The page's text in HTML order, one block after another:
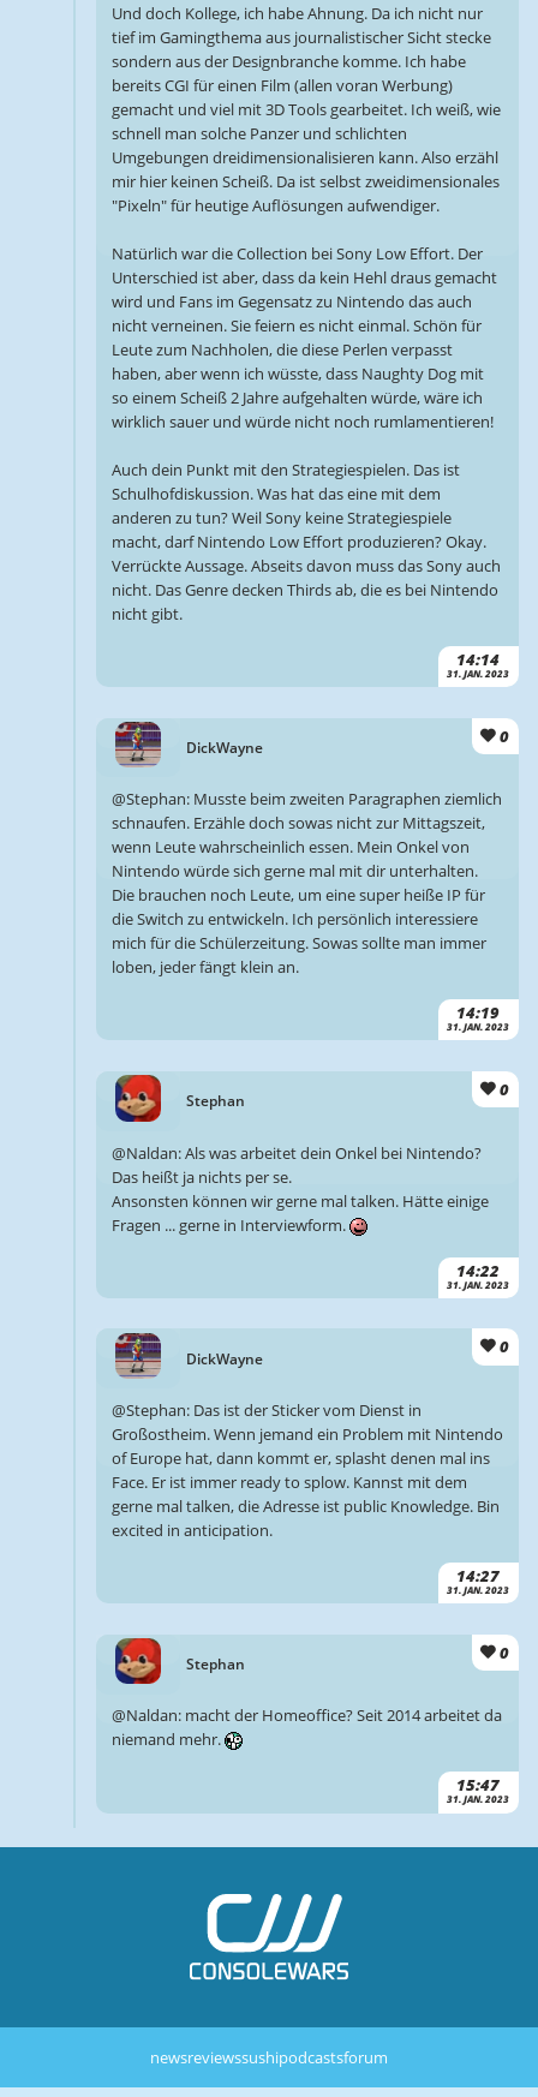
14:14
31. JAN. 2023
Und doch Kollege, ich habe Ahnung. Da ich nicht nur
tief im Gamingthema aus journalistischer Sicht stecke
sondern aus der Designbranche komme. Ich habe
bereits CGI für einen Film (allen voran Werbung)
gemacht und viel mit 3D Tools gearbeitet. Ich weiß, wie
schnell man solche Panzer und schlichten
Umgebungen dreidimensionalisieren kann. Also erzähl
mir hier keinen Scheiß. Da ist selbst zweidimensionales
"Pixeln" für heutige Auflösungen aufwendiger.
Natürlich war die Collection bei Sony Low Effort. Der
Unterschied ist aber, dass da kein Hehl draus gemacht
wird und Fans im Gegensatz zu Nintendo das auch
nicht verneinen. Sie feiern es nicht einmal. Schön für
Leute zum Nachholen, die diese Perlen verpasst
haben, aber wenn ich wüsste, dass Naughty Dog mit
so einem Scheiß 2 Jahre aufgehalten würde, wäre ich
wirklich sauer und würde nicht noch rumlamentieren!
Auch dein Punkt mit den Strategiespielen. Das ist
Schulhofdiskussion. Was hat das eine mit dem
anderen zu tun? Weil Sony keine Strategiespiele
macht, darf Nintendo Low Effort produzieren? Okay.
Verrückte Aussage. Abseits davon muss das Sony auch
nicht. Das Genre decken Thirds ab, die es bei Nintendo
nicht gibt.
DickWayne
0
14:19
31. JAN. 2023
@Stephan: Musste beim zweiten Paragraphen ziemlich
schnaufen. Erzähle doch sowas nicht zur Mittagszeit,
wenn Leute wahrscheinlich essen. Mein Onkel von
Nintendo würde sich gerne mal mit dir unterhalten.
Die brauchen noch Leute, um eine super heiße IP für
die Switch zu entwickeln. Ich persönlich interessiere
mich für die Schülerzeitung. Sowas sollte man immer
loben, jeder fängt klein an.
Stephan
0
14:22
31. JAN. 2023
@Naldan: Als was arbeitet dein Onkel bei Nintendo?
Das heißt ja nichts per se.
Ansonsten können wir gerne mal talken. Hätte einige
Fragen ... gerne in Interviewform.
DickWayne
0
14:27
31. JAN. 2023
@Stephan: Das ist der Sticker vom Dienst in
Großostheim. Wenn jemand ein Problem mit Nintendo
of Europe hat, dann kommt er, splasht denen mal ins
Face. Er ist immer ready to splow. Kannst mit dem
gerne mal talken, die Adresse ist public Knowledge. Bin
excited in anticipation.
Stephan
0
15:47
31. JAN. 2023
@Naldan: macht der Homeoffice? Seit 2014 arbeitet da
niemand mehr.
newsreviewssushipodcastsforum